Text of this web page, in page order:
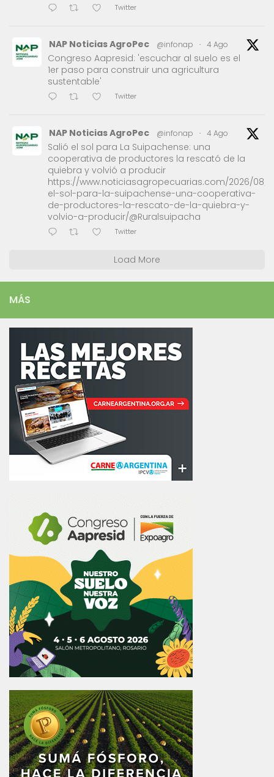
Twitter
NAP Noticias AgroPec @infonap · 4 Ago
Congreso Aapresid: 'escuchar al suelo es el
1er paso para construir una agricultura
sustentable'
Twitter
NAP Noticias AgroPec @infonap · 4 Ago
Salió el sol para La Suipachense: una
cooperativa de productores la rescató de la
quiebra y volvió a producir
https://www.noticiasagropecuarias.com/2026/08/
el-sol-para-la-suipachense-una-cooperativa-
de-productores-la-rescato-de-la-quiebra-y-
volvio-a-producir/@Ruralsuipacha
Twitter
Load More
MÁS